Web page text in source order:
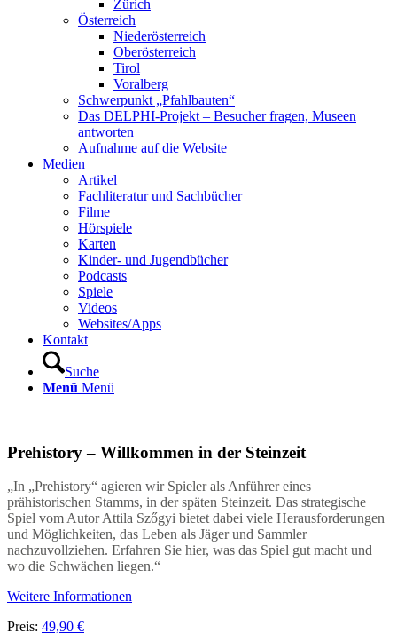
Zürich
Österreich
Niederösterreich
Oberösterreich
Tirol
Voralberg
Schwerpunkt „Pfahlbauten“
Das DELPHI-Projekt – Besucher fragen, Museen
antworten
Aufnahme auf die Website
Medien
Artikel
Fachliteratur und Sachbücher
Filme
Hörspiele
Karten
Kinder- und Jugendbücher
Podcasts
Spiele
Videos
Websites/Apps
Kontakt
Suche
Menü Menü
Prehistory – Willkommen in der Steinzeit
„In „Prehistory“ agieren wir Spieler als Anführer eines
prähistorischen Stamms, in der späten Steinzeit. Das strategische
Spiel vom Autor Attila Szőgyi bietet dabei viele Herausforderungen
und Möglichkeiten, das Leben als Jäger und Sammler
nachzuvollziehen. Erfahren Sie hier, was das Spiel gut macht und
wo die Schwächen liegen.“
Weitere Informationen
Preis: 49,90 €